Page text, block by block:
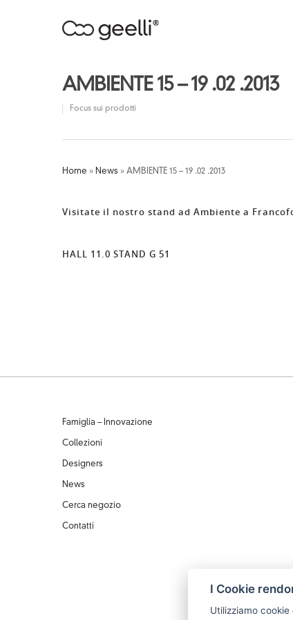
AMBIENTE 15 – 19 .02 .2013
Focus sui prodotti
Home » News » AMBIENTE 15 – 19 .02 .2013
Visitate il nostro stand ad Ambiente a
HALL 11.0 STAND G 51
Famiglia – Innovazione
Collezioni
Designers
News
Cerca negozio
Contatti
I Cookie
Utilizziamo